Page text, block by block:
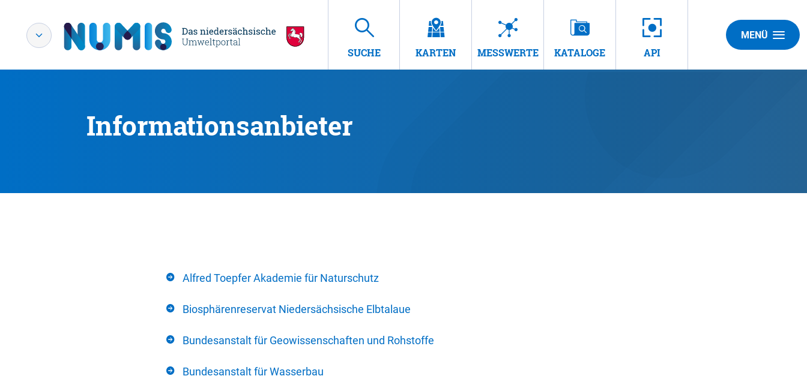
SUCHE KARTEN MESSWERTE KATALOGE API
MENÜ
Informationsanbieter
Alfred Toepfer Akademie für Naturschutz
Biosphärenreservat Niedersächsische Elbtalaue
Bundesanstalt für Geowissenschaften und Rohstoffe
Bundesanstalt für Wasserbau